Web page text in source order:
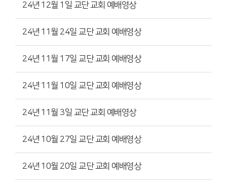
24년 12월 1일 교단 교회 예배영상
24년 11월 24일 교단 교회 예배영상
24년 11월 17일 교단 교회 예배영상
24년 11월 10일 교단 교회 예배영상
24년 11월 3일 교단 교회 예배영상
24년 10월 27일 교단 교회 예배영상
24년 10월 20일 교단 교회 예배영상